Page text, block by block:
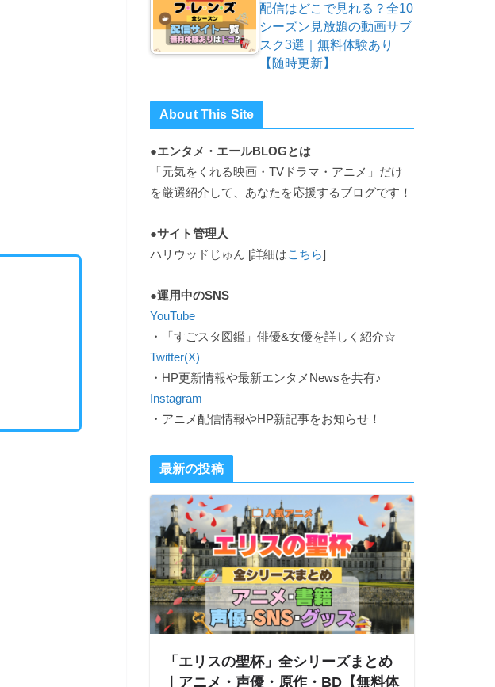
配信はどこで見れる？全10
シーズン見放題の動画サブ
スク3選｜無料体験あり
【随時更新】
About This Site
●エンタメ・エールBLOGとは
「元気をくれる映画・TVドラマ・アニメ」だけ
を厳選紹介して、あなたを応援するブログです！
●サイト管理人
ハリウッドじゅん [詳細はこちら]
●運用中のSNS
YouTube
・「すごスタ図鑑」俳優&女優を詳しく紹介☆
Twitter(X)
・HP更新情報や最新エンタメNewsを共有♪
Instagram
・アニメ配信情報やHP新記事をお知らせ！
最新の投稿
「エリスの聖杯」全シリーズまとめ
｜アニメ・声優・原作・BD【無料体